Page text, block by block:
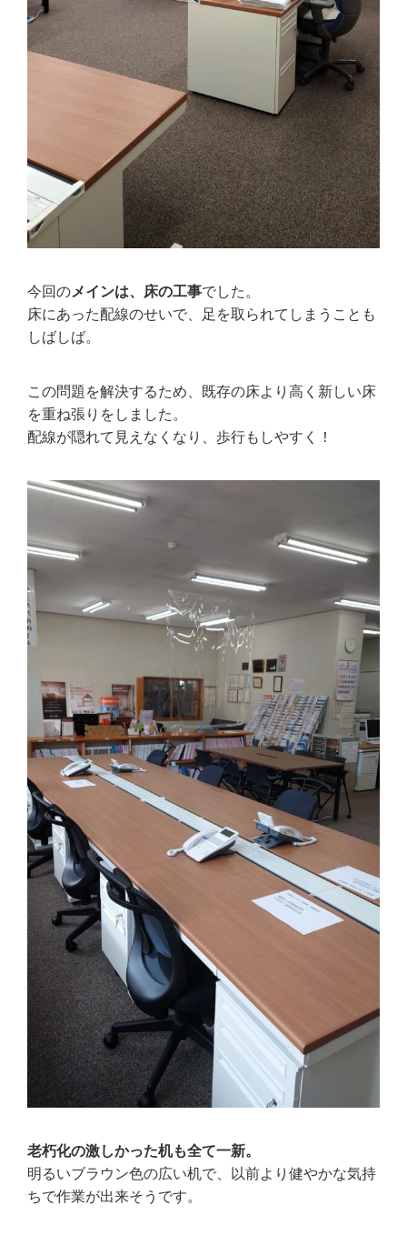
今回のメインは、床の工事でした。
床にあった配線のせいで、足を取られてしまうことも
しばしば。
この問題を解決するため、既存の床より高く新しい床
を重ね張りをしました。
配線が隠れて見えなくなり、歩行もしやすく！
老朽化の激しかった机も全て一新。
明るいブラウン色の広い机で、以前より健やかな気持
ちで作業が出来そうです。